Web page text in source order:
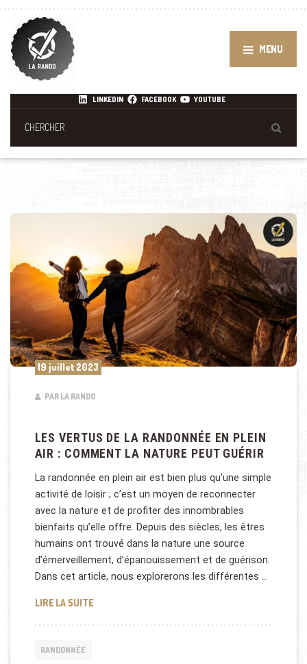
MENU
LINKEDIN FACEBOOK YOUTUBE
19 juillet 2023
PAR LA RANDO
LES VERTUS DE LA RANDONNÉE EN PLEIN
AIR : COMMENT LA NATURE PEUT GUÉRIR
La randonnée en plein air est bien plus qu’une simple
activité de loisir ; c’est un moyen de reconnecter
avec la nature et de profiter des innombrables
bienfaits qu’elle offre. Depuis des siècles, les êtres
humains ont trouvé dans la nature une source
d’émerveillement, d’épanouissement et de guérison.
Dans cet article, nous explorerons les différentes …
LIRE LA SUITELES VERTUS DE LA RANDONNÉE EN PLEIN AIR :
RANDONNÉE